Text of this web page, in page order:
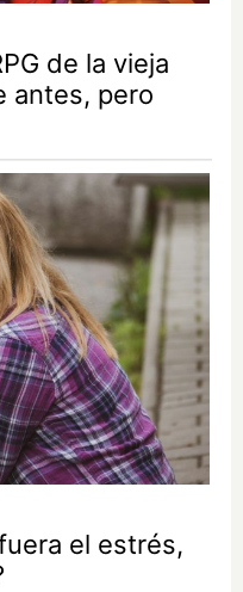
de la vieja
antes, pero
el estrés,